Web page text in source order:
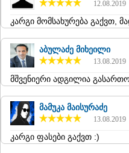
TSALKA
SHIDA KARTLI
KASPI
KARELI
KHASHURI
GEORGIA
12.08.2019
კარგი მომსახურება გაქვთ,
აბულაძე მიხეილი
13.08.2019
მშვენიერი ადგილია
მამუკა მაისურაძე
13.08.2019
კარგი ფასები გაქვთ :)